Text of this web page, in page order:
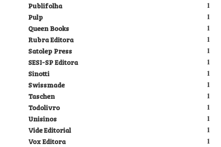
1
Publifolha
1
Pulp
1
Queen Books
1
Rubra Editora
1
Satolep Press
1
SESI-SP Editora
1
Sinotti
1
Swissmade
1
Taschen
1
Todolivro
1
Unisinos
1
Vide Editorial
1
Vox Editora